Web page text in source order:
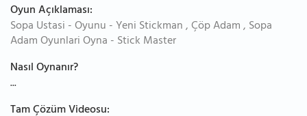
Oyun Açıklaması:
Sopa Ustasi - Oyunu - Yeni Stickman , Çöp Adam , Sopa
Adam Oyunlari Oyna - Stick Master
Nasıl Oynanır?
...
Tam Çözüm Videosu: